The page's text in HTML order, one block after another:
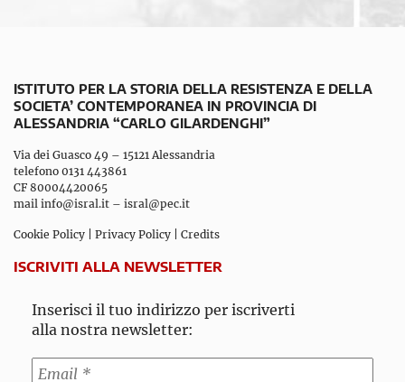
ISTITUTO PER LA STORIA DELLA RESISTENZA E DELLA
SOCIETA’ CONTEMPORANEA IN PROVINCIA DI
ALESSANDRIA “CARLO GILARDENGHI”
Via dei Guasco 49 – 15121 Alessandria
telefono 0131 443861
CF 80004420065
mail info@isral.it – isral@pec.it
Cookie Policy Privacy Policy Credits
ISCRIVITI ALLA NEWSLETTER
Inserisci il tuo indirizzo per iscriverti
alla nostra newsletter: